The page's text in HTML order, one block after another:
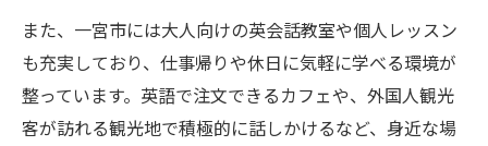
また、一宮市には大人向けの英会話教室や個人レッスン
も充実しており、仕事帰りや休日に気軽に学べる環境が
整っています。英語で注文できるカフェや、外国人観光
客が訪れる観光地で積極的に話しかけるなど、身近な場